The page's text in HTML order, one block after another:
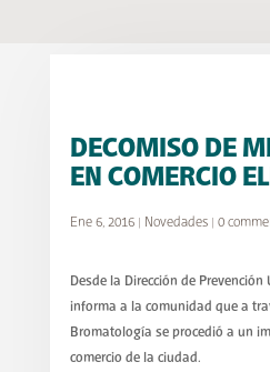
DECOMISO DE
EN COMERCIO
Ene 6, 2016| Novedades| 0
Desde la Dirección de
informa a la comunidad que a
Bromatología se procedió a un
comercio de la ciudad.